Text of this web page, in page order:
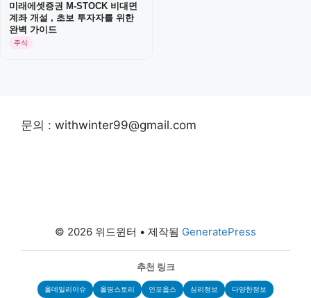
미래에셋증권 M-STOCK 비대면
계좌 개설 , 초보 투자자를 위한
완벽 가이드
주식
문의 : withwinter99@gmail.com
© 2026 위드윈터 • 제작됨 GeneratePress
추천 링크
올데일리이슈 올띵스토리 인포웁스 심리정보 다양한정보